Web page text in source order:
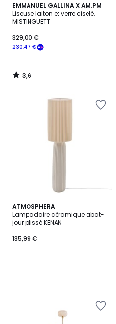
EMMANUEL GALLINA X AM.PM
Liseuse laiton et verre ciselé,
MISTINGUETT
230,47 €
329,00 €
3,6
/ 5
3,6
/
ATMOSPHERA
Lampadaire céramique abat-
jour plissé KENAN
135,99 €